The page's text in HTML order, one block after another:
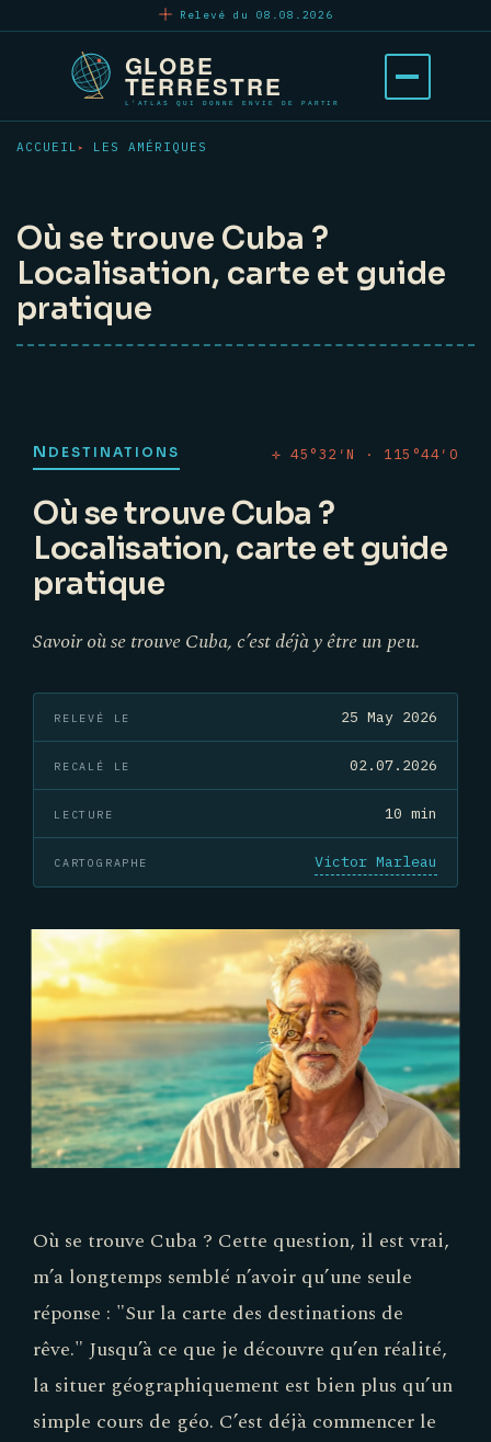
Relevé du 08.08.2026
Ouvrir
le
ACCUEIL LES AMÉRIQUES
Où se trouve Cuba ?
Localisation, carte et guide
pratique
N DESTINATIONS ✛ 45°32′N · 115°44′O
Où se trouve Cuba ?
Localisation, carte et guide
pratique
Savoir où se trouve Cuba, c’est déjà y être un peu.
RELEVÉ LE 25 May 2026
RECALÉ LE 02.07.2026
LECTURE 10 min
CARTOGRAPHE Victor Marleau
Où se trouve Cuba ? Cette question, il est vrai,
m’a longtemps semblé n’avoir qu’une seule
réponse : "Sur la carte des destinations de
rêve." Jusqu’à ce que je découvre qu’en réalité,
la situer géographiquement est bien plus qu’un
simple cours de géo. C’est déjà commencer le